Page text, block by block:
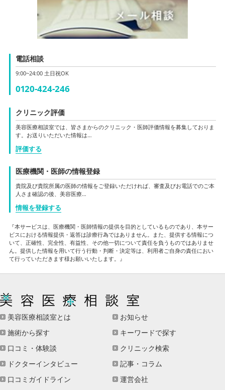
電話相談
9:00~24:00 土日祝OK
0120-424-246
クリニック評価
美容医療相談室では、皆さまからのクリニック・医師評価情報を募集しておりま
す。お送りいただいた情報は…
評価する
医療機関・医師の情報登録
貴院及び貴院所属の医師の情報をご登録いただければ、審査及びお電話でのご本
人さま確認の後、美容医療…
情報を登録する
『本サービスは、医療機関・医師情報の提供を目的としているものであり、本サー
ビスにおける情報提供・返答は診療行為ではありません。また、提供する情報につ
いて、正確性、完全性、有益性、その他一切について責任を負うものではありませ
ん。提供した情報を用いて行う行動・判断・決定等は、利用者ご自身の責任におい
て行っていただきます様お願いいたします。』
美容医療相談室とは
お知らせ
施術から探す
キーワードで探す
口コミ・体験談
クリニック検索
ドクターインタビュー
記事・コラム
口コミガイドライン
運営会社